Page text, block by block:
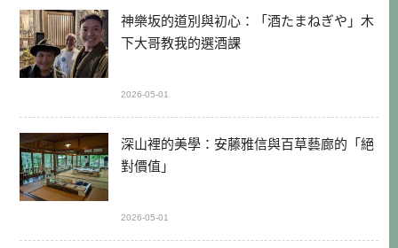
神樂坂的道別與初心：「酒たまねぎや」木
下大哥教我的選酒課
2026-05-01
深山裡的美學：安藤雅信與百草藝廊的「絕
對價值」
2026-05-01